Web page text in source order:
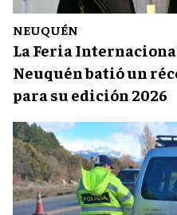
NEUQUÉN
La Feria
Neuquén batió un
para su edición 2026